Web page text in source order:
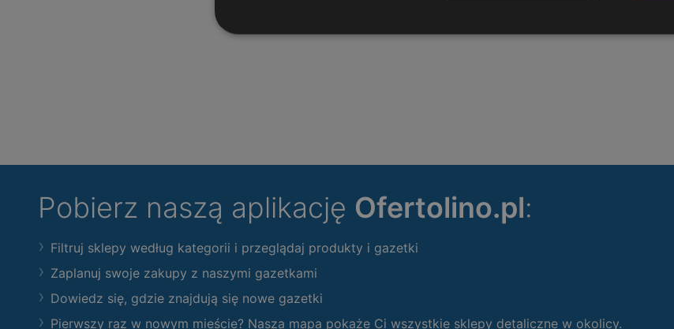
Pobierz naszą aplikację Ofertolino.pl:
Filtruj sklepy według kategorii i przeglądaj produkty i gazetki
Zaplanuj swoje zakupy z naszymi gazetkami
Dowiedz się, gdzie znajdują się nowe gazetki
Pierwszy raz w nowym mieście? Nasza mapa pokaże Ci wszystkie sklepy detaliczne w okolicy.